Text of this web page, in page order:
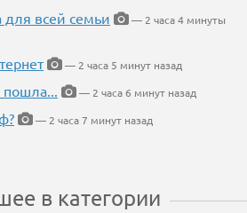
всей семьи
— 2 часа 4 минуты
— 2 часа 5 минут назад
пошла...
— 2 часа 6 минут назад
— 2 часа 7 минут назад
в категории